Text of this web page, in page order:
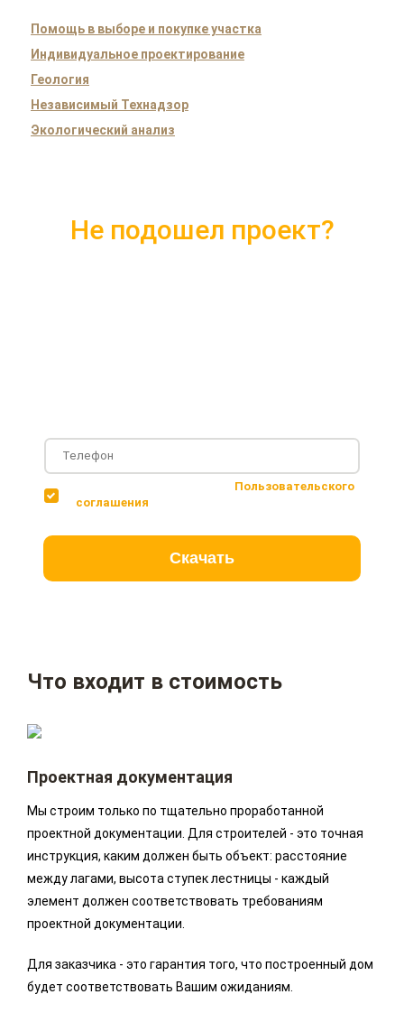
Помощь в выборе и покупке участка
Индивидуальное проектирование
Геология
Независимый Технадзор
Экологический анализ
Не подошел проект?
Пользовательского
соглашения
Скачать
Что входит в стоимость
Проектная документация
Мы строим только по тщательно проработанной
проектной документации. Для строителей - это точная
инструкция, каким должен быть объект: расстояние
между лагами, высота ступек лестницы - каждый
элемент должен соответствовать требованиям
проектной документации.
Для заказчика - это гарантия того, что построенный дом
будет соответствовать Вашим ожиданиям.